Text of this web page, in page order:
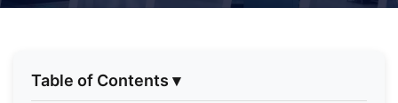
Table of Contents ▾